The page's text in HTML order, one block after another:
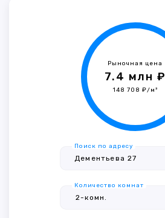
Рыночная цена
7.4 млн ₽
148 708 ₽/м²
Поиск по адресу
Количество комнат